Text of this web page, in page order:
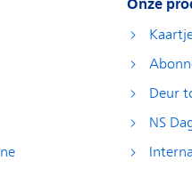
Onze
Deur
NS